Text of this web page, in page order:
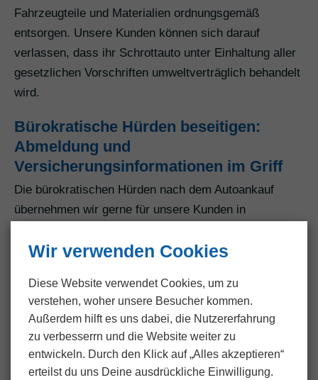
Fahrzeugteile und Materialien ordnungsgemäß
entsorgen. Unsere Kunden können sich darauf
verlassen, dass ihr Schrottauto unter Einhaltung aller
gesetzlichen Vorschriften umweltverträglich behandelt
wird.
Bürokratische Hürden beseitigen:
Abmeldung und
Versicherungsinformationen im Griff
Die bürokratischen Hürden nach dem Autoankauf
übernehmen wir gerne für unsere Kunden in
Straßenverkehrsamt bis zur Benachrichtigung der
gründlich und zeitnah. Unsere Kunden können sich
entspannt zurücklehnen, während wir uns um die
Abwicklung aller notwendigen Schritte kümmern.
Unsere klare Kommunikation sorgt dafür, dass unsere
Kunden stets auf dem Laufenden sind.
Wir verwenden Cookies
Diese Website verwendet Cookies, um zu
verstehen, woher unsere Besucher kommen.
Außerdem hilft es uns dabei, die Nutzer­erfahrung
zu verbesserrn und die Website weiter zu
entwickeln. Durch den Klick auf „Alles akzeptieren“
erteilst du uns Deine ausdrückliche Einwilligung.